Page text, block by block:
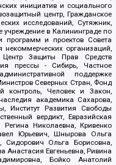
инициатив и социального
центр, Гражданское
исследований, Сутяжник,
в Калининграде по
программ и проектов Совета
некоммерческих организаций,
Центр Защиты Прав Средств
прессы - Сибирь, Частное
поддержке
Северных Стран, Фонд
контроль, Человек и Закон,
академика Сахарова,
Институт Развития Свободы
вердикт, Евразийская
Николаевна, Кривенко
Юрьевич, Шнырова Ольга
Ольга Борисовна,
Анастасия Евгеньевна, Ривина
Бойко Анатолий